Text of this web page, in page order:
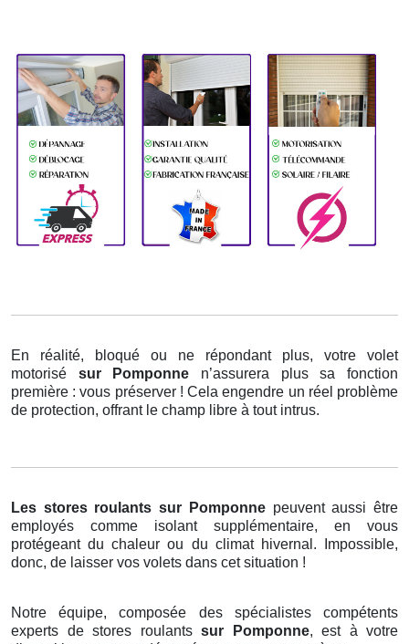
En réalité, bloqué ou ne répondant plus, votre volet
motorisé sur Pomponne n’assurera plus sa fonction
première : vous préserver ! Cela engendre un réel problème
de protection, offrant le champ libre à tout intrus.
Les stores roulants sur Pomponne peuvent aussi être
employés comme isolant supplémentaire, en vous
protégeant du chaleur ou du climat hivernal. Impossible,
donc, de laisser vos volets dans cet situation !
Notre équipe, composée des spécialistes compétents
experts de stores roulants sur Pomponne, est à votre